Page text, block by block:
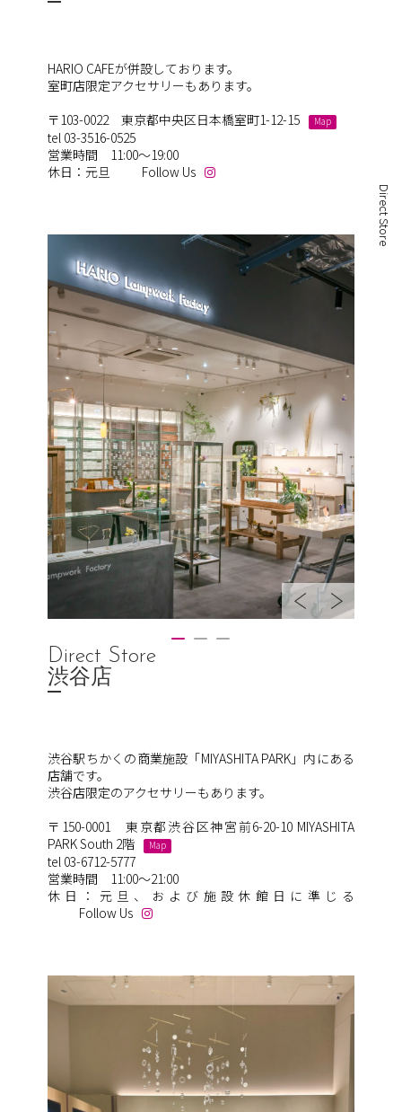
HARIO CAFEが併設しております。
室町店限定アクセサリーもあります。
〒103-0022 東京都中央区日本橋室町1-12-15
Map
tel 03-3516-0525
営業時間 11:00～19:00
休日：元旦
Follow Us
Direct Store
Direct Store
渋谷店
渋谷駅ちかくの商業施設「MIYASHITA PARK」内にある
店舗です。
渋谷店限定のアクセサリーもあります。
〒150-0001 東京都渋谷区神宮前6-20-10 MIYASHITA
PARK South 2階
Map
tel 03-6712-5777
営業時間 11:00～21:00
休日：元旦、および施設休館日に準じる
Follow Us